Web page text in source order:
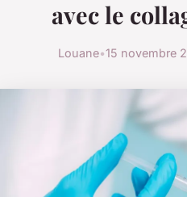
avec le
Louane•15 novembre